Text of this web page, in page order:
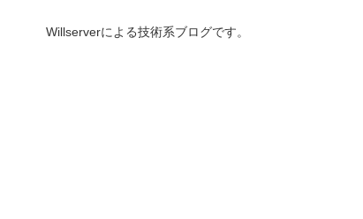
Willserverによる技術系ブログです。